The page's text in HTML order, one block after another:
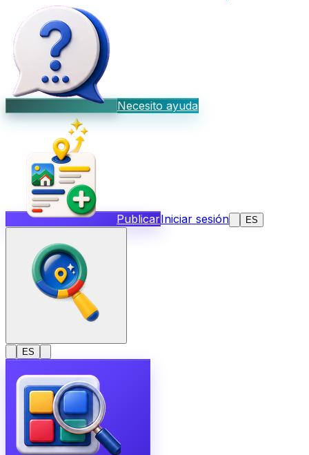
Necesito ayuda
PublicarIniciar sesión ES
ES